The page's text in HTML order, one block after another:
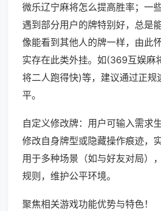
微乐辽宁麻将怎么提高胜率；一
遇到部分用户的牌特别好，总是
像能看到其他人的牌一样，由此
实存在此类外挂。如(369互娱麻
将二人跑得快)等，建议通过正规
平。
自定义修改牌：用户可输入需求
修改自身牌型或隐藏操作痕迹，
用于多种场景（如与好友对局）
规则，维护公平环境。
聚焦相关游戏功能优势与特色！